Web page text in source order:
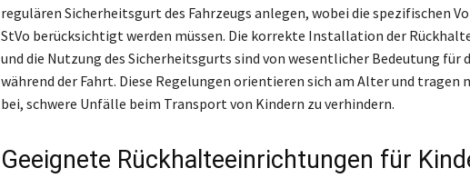
regulären Sicherheitsgurt des Fahrzeugs anlegen, wobei die spezifischen
StVo berücksichtigt werden müssen. Die korrekte Installation der
und die Nutzung des Sicherheitsgurts sind von wesentlicher Bedeutung für
während der Fahrt. Diese Regelungen orientieren sich am Alter und tragen
bei, schwere Unfälle beim Transport von Kindern zu verhindern.
Geeignete Rückhalteeinrichtungen für